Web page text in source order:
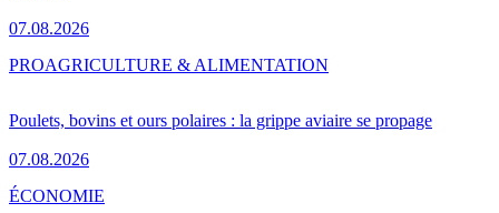
07.08.2026
Poulets, bovins et ours polaires : la grippe aviaire se propage
07.08.2026
PROAGRICULTURE & ALIMENTATION
ÉCONOMIE